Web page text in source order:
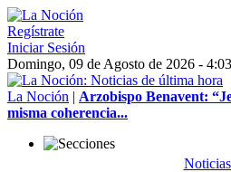
Regístrate
Iniciar Sesión
Domingo, 09 de Agosto de 2026 -
La Noción | Arzobispo Benavent:
misma coherencia...